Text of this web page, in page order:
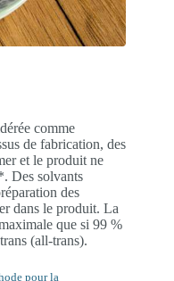
comme
de fabrication, des
et le produit ne
Des solvants
des
dans le produit. La
que si 99 %
(all-trans).
pour la